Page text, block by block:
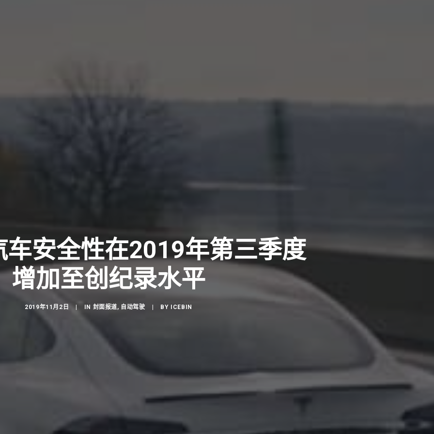
车安全性在2019年第三季度
增加至创纪录水平
2019年11月2日 IN 封面报道, 自动驾驶 BY ICEBIN